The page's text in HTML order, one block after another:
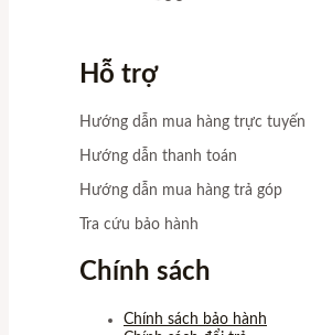
Hỗ trợ
Hướng dẫn mua hàng trực tuyến
Hướng dẫn thanh toán
Hướng dẫn mua hàng trả góp
Tra cứu bảo hành
Chính sách
Chính sách bảo hành